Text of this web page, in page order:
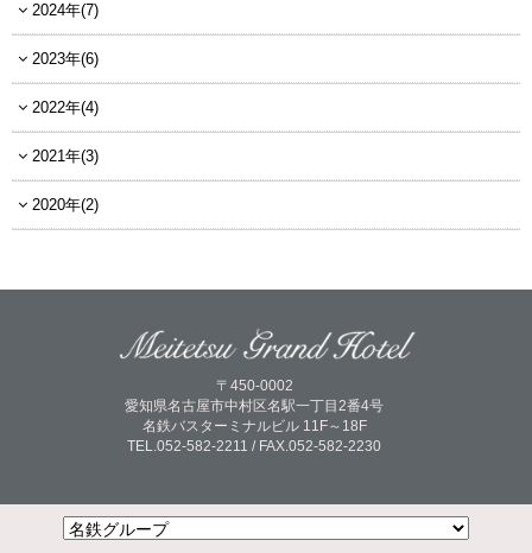
2024年(7)
2023年(6)
2022年(4)
2021年(3)
2020年(2)
〒450-0002
愛知県名古屋市中村区名駅一丁目2番4号
名鉄バスターミナルビル 11F～18F
TEL.052-582-2211 / FAX.052-582-2230